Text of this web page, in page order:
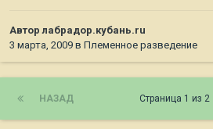
Авторлабрадор.кубань.ru
3 марта, 2009 в Племенное разведение
НАЗАД Страница 1 из 2